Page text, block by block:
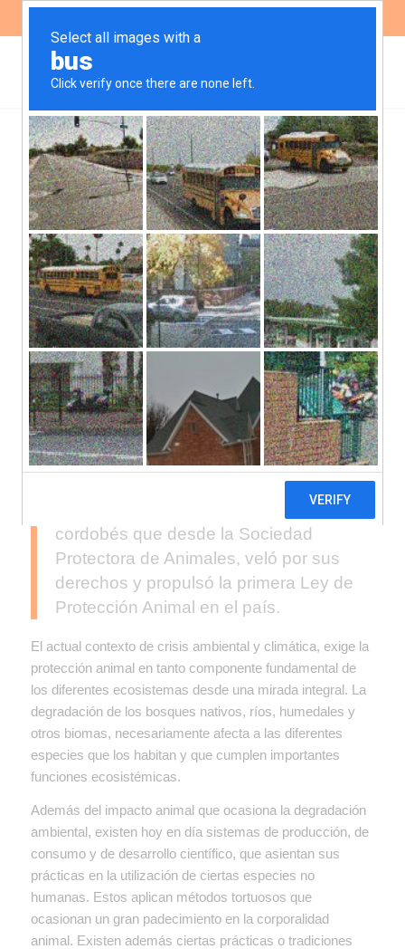
El día del animal en
Argentina
El 29 de abril se celebró en Argentina
el día del animal, en homenaje a
Ignacio Lucas Albarracin, un abogado
cordobés que desde la Sociedad
Protectora de Animales, veló por sus
derechos y propulsó la primera Ley de
Protección Animal en el país.
El actual contexto de crisis ambiental y climática, exige la
protección animal en tanto componente fundamental de
los diferentes ecosistemas desde una mirada integral. La
degradación de los bosques nativos, ríos, humedales y
otros biomas, necesariamente afecta a las diferentes
especies que los habitan y que cumplen importantes
funciones ecosistémicas.
Además del impacto animal que ocasiona la degradación
ambiental, existen hoy en día sistemas de producción, de
consumo y de desarrollo científico, que asientan sus
prácticas en la utilización de ciertas especies no
humanas. Estos aplican métodos tortuosos que
ocasionan un gran padecimiento en la corporalidad
animal. Existen además ciertas prácticas o tradiciones